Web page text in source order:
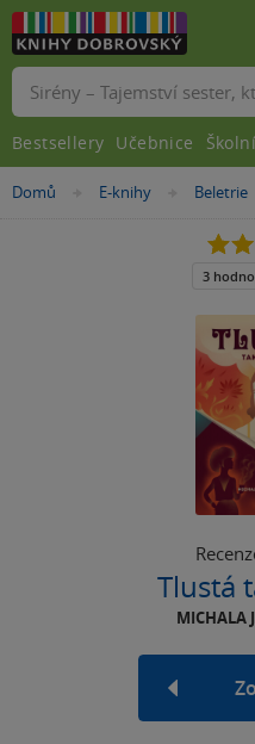
Nacházíte
Domů »
E-knihy »
Beletrie
Tlustá
MICHALA
3
Vyhledávání
Bestsellery Učebnice